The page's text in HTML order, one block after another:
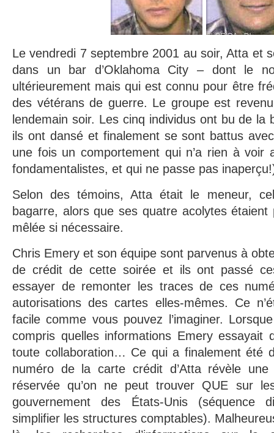
Le vendredi 7 septembre 2001 au soir, Atta et
dans un bar d’Oklahoma City – dont le
ultérieurement mais qui est connu pour être
des vétérans de guerre. Le groupe est
lendemain soir. Les cinq individus ont bu de la
ils ont dansé et finalement se sont battus
une fois un comportement qui n’a rien à voir
fondamentalistes, et qui ne passe pas
Selon des témoins, Atta était le meneur,
bagarre, alors que ses quatre acolytes
mêlée si nécessaire.
Chris Emery et son équipe sont parvenus à
de crédit de cette soirée et ils ont passé
essayer de remonter les traces de ces
autorisations des cartes elles-mêmes. Ce
facile comme vous pouvez l’imaginer.
compris quelles informations Emery essayait
toute collaboration… Ce qui a finalement été
numéro de la carte crédit d’Atta révèle
réservée qu’on ne peut trouver QUE sur
gouvernement des États-Unis (séquence
simplifier les structures comptables).